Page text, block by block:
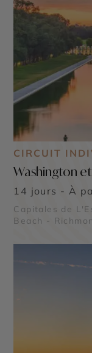
CIRCUIT
Washington
14 jours - À
Capitales de
Beach -